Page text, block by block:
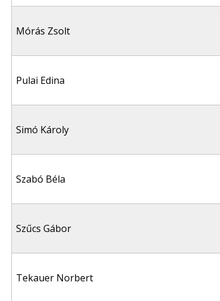
Mórás Zsolt
Pulai Edina
Simó Károly
Szabó Béla
Szűcs Gábor
Tekauer Norbert